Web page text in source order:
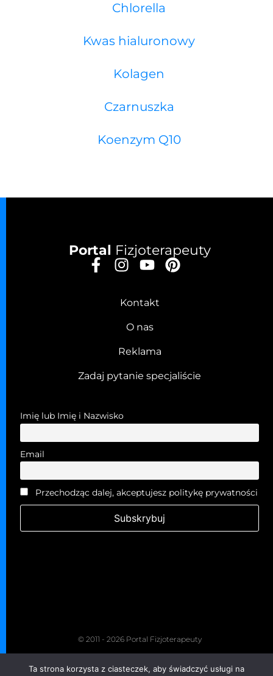
Chlorella
Kwas hialuronowy
Kolagen
Czarnuszka
Koenzym Q10
Portal Fizjoterapeuty
Kontakt
O nas
Reklama
Zadaj pytanie specjaliście
Imię lub Imię i Nazwisko
Email
Przechodząc dalej, akceptujesz politykę prywatności
© 2011 - 2026 Portal Fizjoterapeuty
Ta strona korzysta z ciasteczek, aby świadczyć usługi na